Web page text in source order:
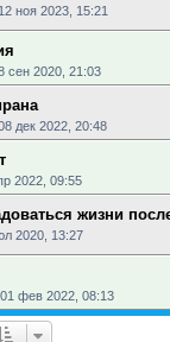
12 ноя 2023, 15:21
сен 2020, 21:03
дек 2022, 20:48
2022, 09:55
жизни
2020, 13:27
01 фев 2022, 08:13